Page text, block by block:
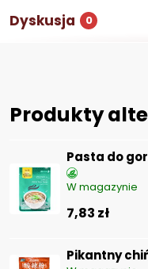
Dyskusja 0
Produkty
Pasta do
W magazynie
7,83 zł
Pikantny